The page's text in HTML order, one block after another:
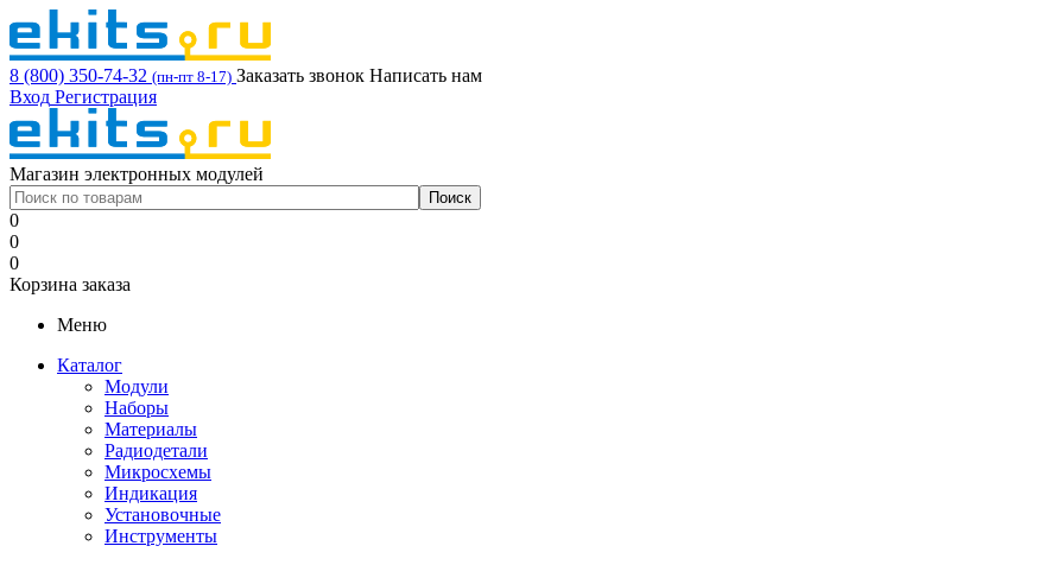
8 (800) 350-74-32 (пн-пт 8-17) Заказать звонок Написать нам
Вход Регистрация
Магазин электронных модулей
0
0
0
Корзина заказа
Меню
Каталог
Модули
Наборы
Материалы
Радиодетали
Микросхемы
Индикация
Установочные
Инструменты